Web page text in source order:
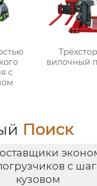
с
вилочный
Поиск
с
кузовом